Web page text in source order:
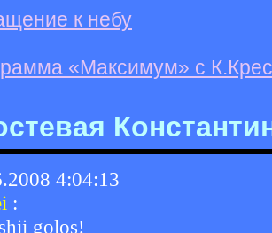
к небу
«Максимум» с
4:04:13
:
golos!